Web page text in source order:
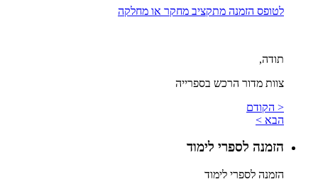
לטופס הזמנה מתקציב מחקר או מחלקה
תודה,
צוות מדור הרכש בספרייה
< הקודם
הבא >
הזמנה לספרי לימוד
הזמנה לספרי לימוד